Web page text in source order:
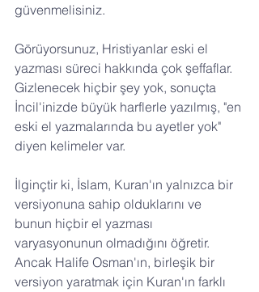
güvenmelisiniz.
Görüyorsunuz, Hristiyanlar eski el
yazması süreci hakkında çok şeffaflar.
Gizlenecek hiçbir şey yok, sonuçta
İncil'inizde büyük harflerle yazılmış, "en
eski el yazmalarında bu ayetler yok"
diyen kelimeler var.
İlginçtir ki, İslam, Kuran'ın yalnızca bir
versiyonuna sahip olduklarını ve
bunun hiçbir el yazması
varyasyonunun olmadığını öğretir.
Ancak Halife Osman'ın, birleşik bir
versiyon yaratmak için Kuran'ın farklı